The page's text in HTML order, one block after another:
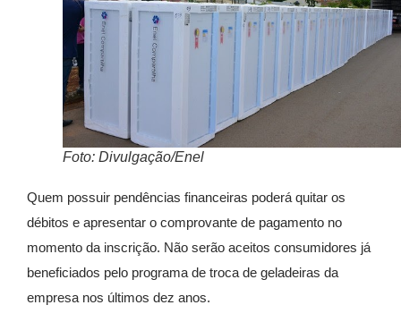
Foto: Divulgação/Enel
Quem possuir pendências financeiras poderá quitar os
débitos e apresentar o comprovante de pagamento no
momento da inscrição. Não serão aceitos consumidores já
beneficiados pelo programa de troca de geladeiras da
empresa nos últimos dez anos.